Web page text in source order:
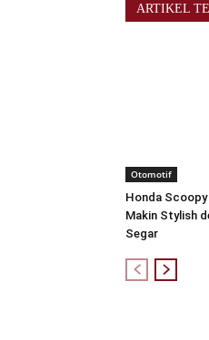
ARTIKEL
Otomotif
Honda Scoopy
Makin Stylish
Segar